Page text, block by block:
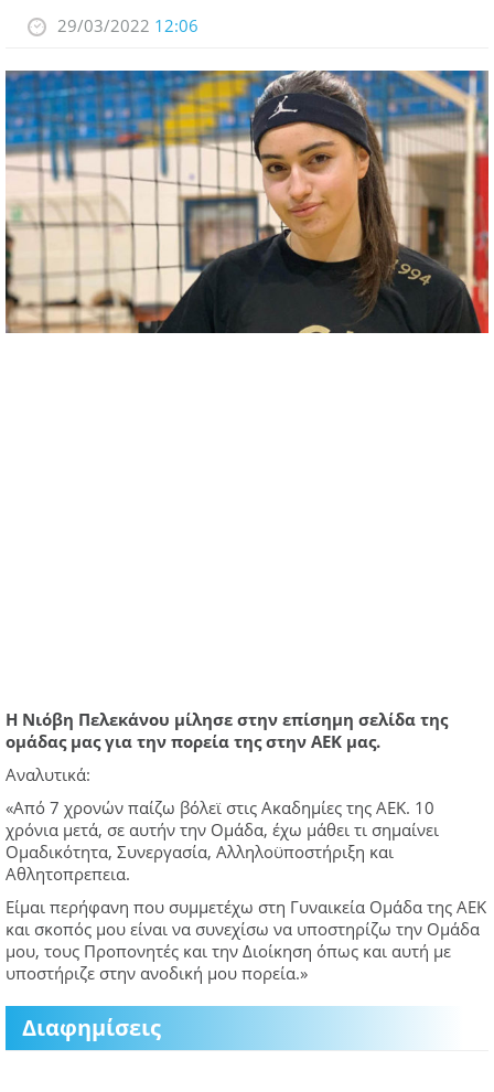
29/03/2022 12:06
Η Νιόβη Πελεκάνου μίλησε στην επίσημη σελίδα της
ομάδας μας για την πορεία της στην ΑΕΚ μας.
Αναλυτικά:
«Από 7 χρονών παίζω βόλεϊ στις Ακαδημίες της ΑΕΚ. 10
χρόνια μετά, σε αυτήν την Ομάδα, έχω μάθει τι σημαίνει
Ομαδικότητα, Συνεργασία, Αλληλοϋποστήριξη και
Αθλητοπρεπεια.
Είμαι περήφανη που συμμετέχω στη Γυναικεία Ομάδα της AEK
και σκοπός μου είναι να συνεχίσω να υποστηρίζω την Ομάδα
μου, τους Προπονητές και την Διοίκηση όπως και αυτή με
υποστήριζε στην ανοδική μου πορεία.»
Διαφημίσεις